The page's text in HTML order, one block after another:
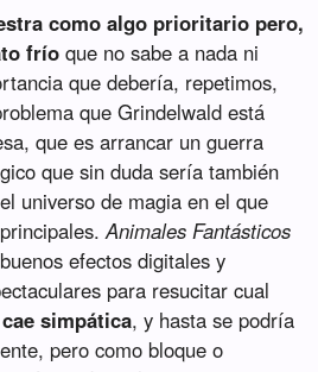
como algo prioritario pero,
frío que no sabe a nada ni
que debería, repetimos,
que Grindelwald está
que es arrancar un guerra
que sin duda sería también
universo de magia en el que
Animales Fantásticos
efectos digitales y
para resucitar cual
simpática, y hasta se podría
pero como bloque o